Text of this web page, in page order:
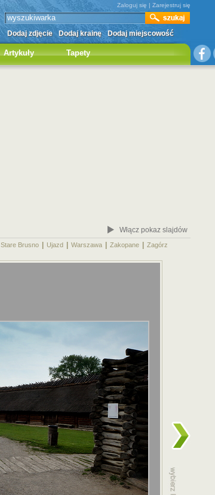
Zaloguj się | Zarejestruj się
Dodaj zdjęcie Dodaj krainę Dodaj miejscowość
Artykuły Tapety
Włącz pokaz slajdów
Stare Brusno Ujazd Warszawa Zakopane Zagórz